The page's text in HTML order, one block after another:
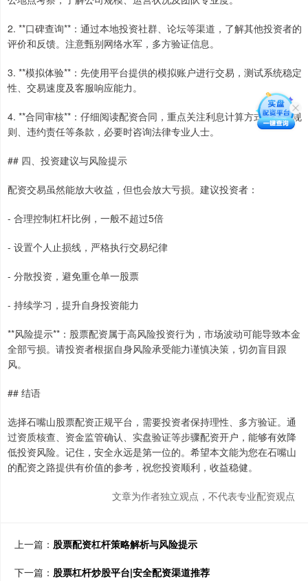
2. **口碑查询**：通过本地投资社群、论坛等渠道，了解其他投资者的
评价和反馈。注意甄别网络水军，多方验证信息。
3. **模拟体验**：先使用平台提供的模拟账户进行交易，测试系统稳定
性、交易速度及客服响应能力。
4. **合同审核**：仔细阅读配资合同，重点关注利息计算方式、风控规
则、违约责任等条款，必要时咨询法律专业人士。
## 四、投资建议与风险提示
配资交易虽然能放大收益，但也会放大亏损。建议投资者：
- 合理控制杠杆比例，一般不超过5倍
- 设置个人止损线，严格执行交易纪律
- 分散投资，避免重仓单一股票
- 持续学习，提升自身投资能力
**风险提示**：股票配资属于高风险投资行为，市场波动可能导致本金
全部亏损。请投资者根据自身风险承受能力谨慎决策，切勿盲目跟
风。
## 结语
选择石嘴山股票配资正规平台，需要投资者保持理性、多方验证。通
过资质核查、资金监管确认、实盘验证等步骤配资开户，能够有效降
低投资风险。记住，安全永远是第一位的。希望本文能为您在石嘴山
的配资之路提供有价值的参考，祝您投资顺利，收益稳健。
文章为作者独立观点，不代表专业配资观点
上一篇： 股票配资杠杆策略解析与风险提示
下一篇： 股票杠杆炒股平台|安全配资渠道推荐